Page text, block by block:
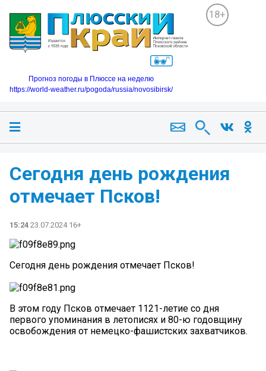
18+
Прогноз погоды в Плюссе на неделю
https://world-weather.ru/pogoda/russia/novosibirsk/
Сегодня день рождения
отмечает Псков!
15:24 23.07.2024 16+
Сегодня день рождения отмечает Псков!
В этом году Псков отмечает 1121-летие со дня
первого упоминания в летописях и 80-ю годовщину
освобождения от немецко-фашистских захватчиков.